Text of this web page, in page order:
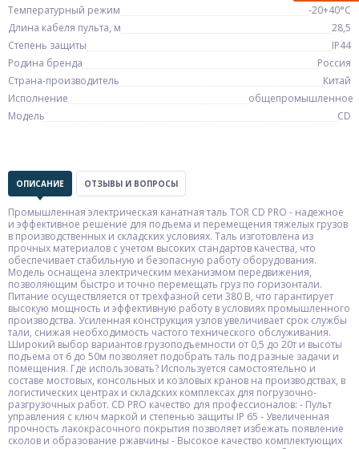
Температурный режим
-20+40°С
Длина кабеля пульта, м
28,5
Степень защиты
IP44
Родина бренда
Россия
Страна-производитель
Китай
Исполнение
общепромышленное
Модель
CD
ОПИСАНИЕ ОТЗЫВЫ И ВОПРОСЫ
Промышленная электрическая канатная таль TOR CD PRO - надежное
и эффективное решение для подъема и перемещения тяжелых грузов
в производственных и складских условиях. Таль изготовлена из
прочных материалов с учетом высоких стандартов качества, что
обеспечивает стабильную и безопасную работу оборудования.
Модель оснащена электрическим механизмом передвижения,
позволяющим быстро и точно перемещать груз по горизонтали.
Питание осуществляется от трехфазной сети 380 В, что гарантирует
высокую мощность и эффективную работу в условиях промышленного
производства. Усиленная конструкция узлов увеличивает срок службы
тали, снижая необходимость частого технического обслуживания.
Широкий выбор вариантов грузоподъемности от 0,5 до 20т и высоты
подъема от 6 до 50м позволяет подобрать таль под разные задачи и
помещения. Где использовать? Используется самостоятельно и
составе мостовых, консольных и козловых кранов на производствах, в
логистических центрах и складских комплексах для погрузочно-
разгрузочных работ. CD PRO качество для профессионалов: - Пульт
управления с ключ маркой и степенью защиты IP 65 - Увеличенная
прочность лакокрасочного покрытия позволяет избежать появление
сколов и образование ржавчины - Высокое качество комплектующих